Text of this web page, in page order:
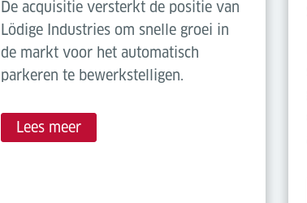
De acquisitie versterkt de positie van
Lödige Industries om snelle groei in
de markt voor het automatisch
parkeren te bewerkstelligen.
Lees meer